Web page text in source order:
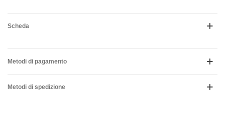
Scheda
Metodi di pagamento
Metodi di spedizione